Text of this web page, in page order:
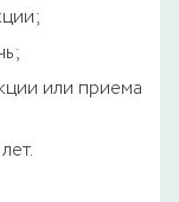
или приема